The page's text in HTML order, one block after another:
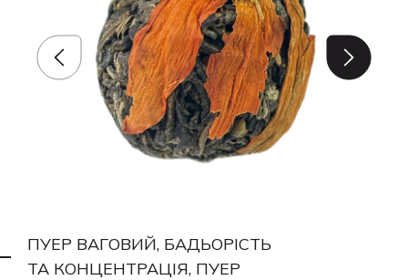
ПУЕР ВАГОВИЙ, БАДЬОРІСТЬ
ТА КОНЦЕНТРАЦІЯ, ПУЕР